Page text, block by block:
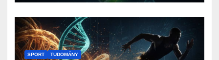
SPORT TUDOMÁNY